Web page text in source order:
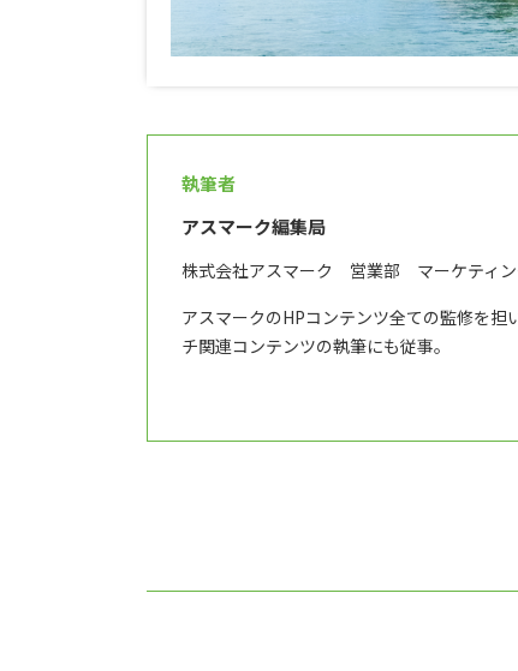
執筆者
アスマーク編集局
株式会社アスマーク 営業部 マーケティン
アスマークのHPコンテンツ全ての監修を
チ関連コンテンツの執筆にも従事。